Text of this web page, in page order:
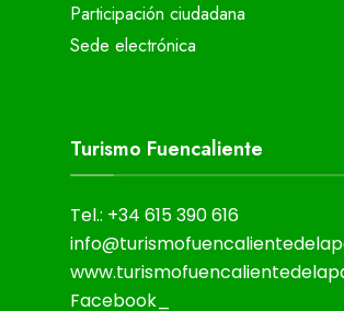
Participación ciudadana
Sede electrónica
Turismo Fuencaliente
Tel.: +34 615 390 616
Facebook_